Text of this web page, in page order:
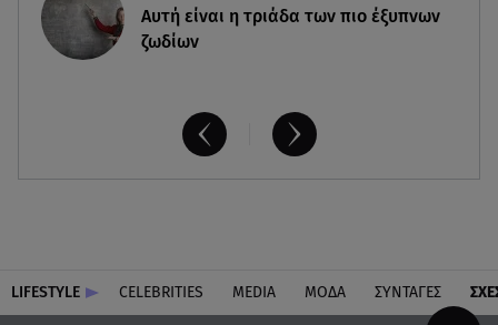
Aυτή είναι η τριάδα των πιο έξυπνων
ζωδίων
LIFESTYLE CELEBRITIES MEDIA ΜΟΔΑ ΣΥΝΤΑΓΕΣ